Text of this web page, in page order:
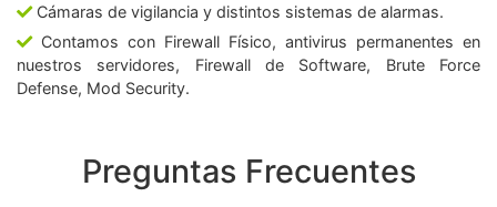
Cámaras de vigilancia y distintos sistemas de alarmas.
Contamos con Firewall Físico, antivirus permanentes en
nuestros servidores, Firewall de Software, Brute Force
Defense, Mod Security.
Preguntas Frecuentes